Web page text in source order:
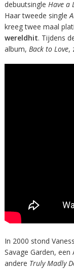
debuutsingle Have a
Haar tweede single
kreeg twee maal
wereldhit. Tijdens
album, Back to Love,
In 2000 stond
Savage Garden,
andere Truly Madly